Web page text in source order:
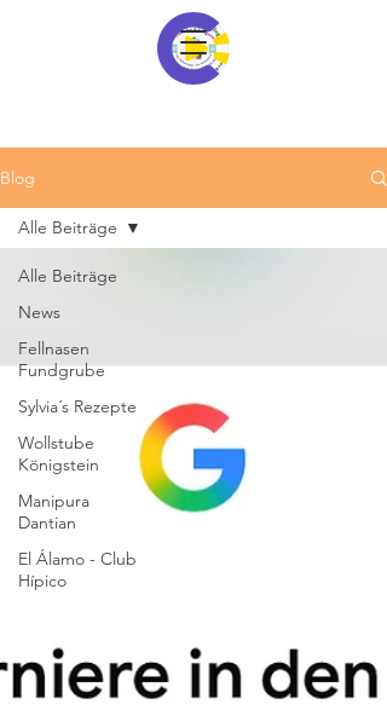
Blog
Alle Beiträge
News
Fellnasen
Fundgrube
Sylvia´s Rezepte
Wollstube
Königstein
Manipura
Dantian
El Álamo - Club
Hípico
Alle Beiträge